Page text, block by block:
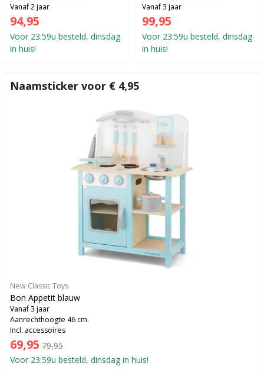
Vanaf 2 jaar
94,95
Voor 23:59u besteld, dinsdag
in huis!
Vanaf 3 jaar
99,95
Voor 23:59u besteld, dinsdag
in huis!
Naamsticker voor € 4,95
New Classic Toys
Bon Appetit blauw
Vanaf 3 jaar
Aanrechthoogte 46 cm.
Incl. accessoires
69,95 79,95
Voor 23:59u besteld, dinsdag in huis!